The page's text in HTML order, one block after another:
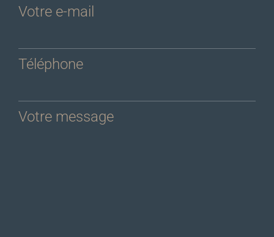
Votre e-mail
Téléphone
Votre message